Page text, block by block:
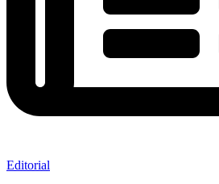
Editorial